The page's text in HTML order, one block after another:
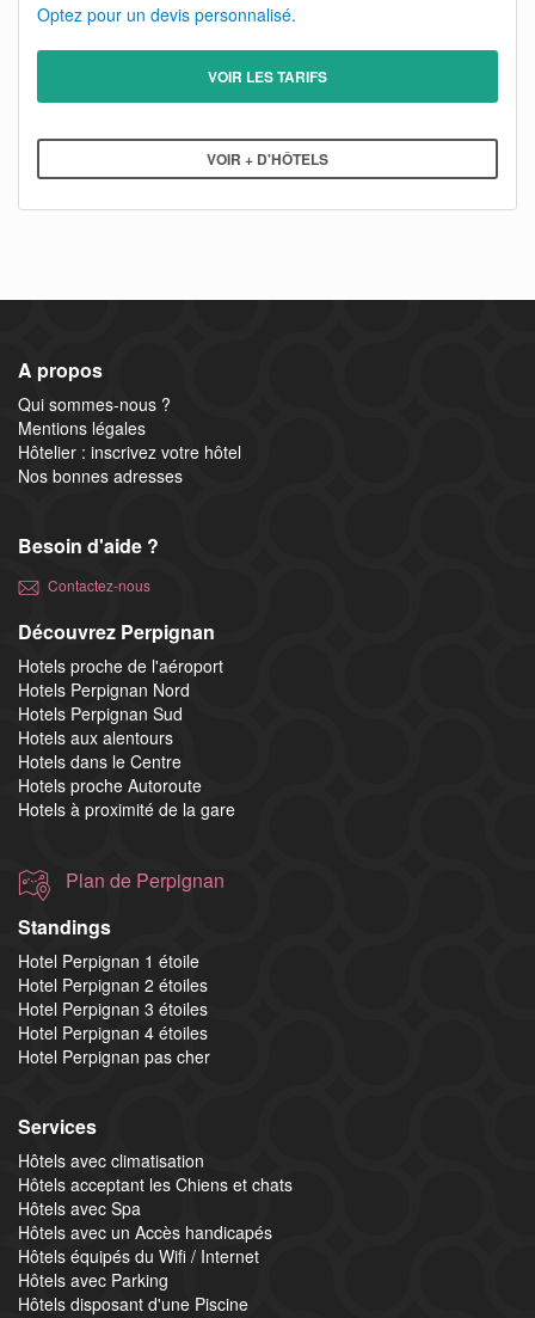
Optez pour un devis personnalisé.
VOIR LES TARIFS
VOIR + D'HÔTELS
A propos
Qui sommes-nous ?
Mentions légales
Hôtelier : inscrivez votre hôtel
Nos bonnes adresses
Besoin d'aide ?
Contactez-nous
Découvrez Perpignan
Hotels proche de l'aéroport
Hotels Perpignan Nord
Hotels Perpignan Sud
Hotels aux alentours
Hotels dans le Centre
Hotels proche Autoroute
Hotels à proximité de la gare
Plan de Perpignan
Standings
Hotel Perpignan 1 étoile
Hotel Perpignan 2 étoiles
Hotel Perpignan 3 étoiles
Hotel Perpignan 4 étoiles
Hotel Perpignan pas cher
Services
Hôtels avec climatisation
Hôtels acceptant les Chiens et chats
Hôtels avec Spa
Hôtels avec un Accès handicapés
Hôtels équipés du Wifi / Internet
Hôtels avec Parking
Hôtels disposant d'une Piscine